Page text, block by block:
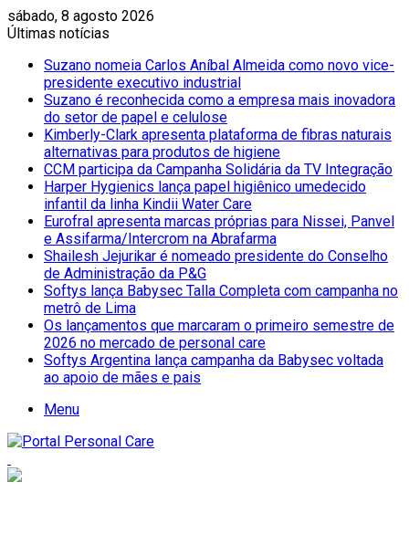
sábado, 8 agosto 2026
Últimas notícias
Suzano nomeia Carlos Aníbal Almeida como novo vice-
presidente executivo industrial
Suzano é reconhecida como a empresa mais inovadora
do setor de papel e celulose
Kimberly-Clark apresenta plataforma de fibras naturais
alternativas para produtos de higiene
CCM participa da Campanha Solidária da TV Integração
Harper Hygienics lança papel higiênico umedecido
infantil da linha Kindii Water Care
Eurofral apresenta marcas próprias para Nissei, Panvel
e Assifarma/Intercrom na Abrafarma
Shailesh Jejurikar é nomeado presidente do Conselho
de Administração da P&G
Softys lança Babysec Talla Completa com campanha no
metrô de Lima
Os lançamentos que marcaram o primeiro semestre de
2026 no mercado de personal care
Softys Argentina lança campanha da Babysec voltada
ao apoio de mães e pais
Menu